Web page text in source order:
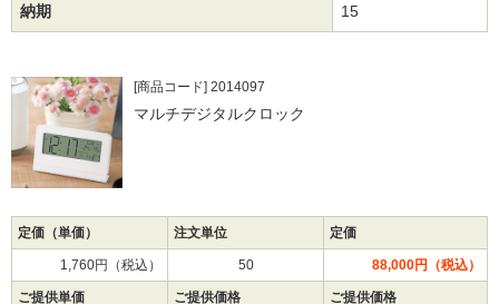
納期 15
[商品コード] 2014097
マルチデジタルクロック
定価（単価） 注文単位 定価
1,760円（税込） 50 88,000円（税込）
ご提供単価 ご提供価格 ご提供価格